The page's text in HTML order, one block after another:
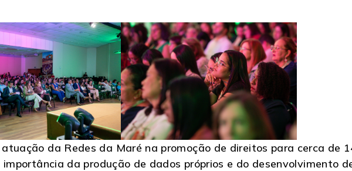
da Redes da Maré na promoção de direitos para cerca de
da produção de dados próprios e do desenvolvimento